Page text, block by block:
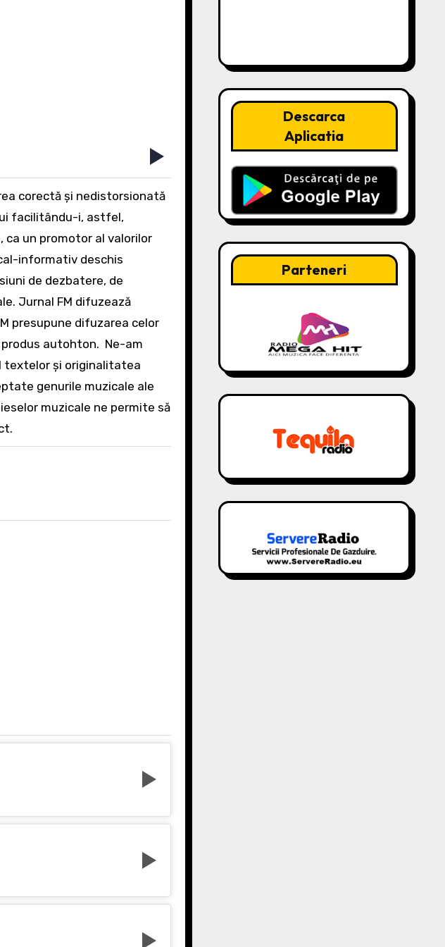
facilitându-i, astfel,
un promotor al valorilor
informativ deschis
de dezbatere, de
Jurnal FM difuzează
presupune difuzarea celor
produs autohton. Ne-am
textelor și originalitatea
genurile muzicale ale
muzicale ne permite să
Descarca
Aplicatia
Parteneri